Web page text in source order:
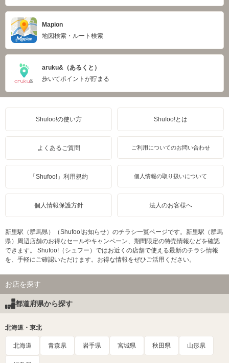
Mapion
地図検索・ルート検索
aruku&（あるくと）
歩いてポイントが貯まる
Shufoo!の使い方 Shufoo!とは
よくあるご質問 ご利用についてのお問い合わせ
「Shufoo!」利用規約 個人情報の取り扱いについて
個人情報保護方針 法人のお客様へ
新里駅（群馬県）（Shufoo!お知らせ）のチラシ一覧ページです。新里駅（群馬
県）周辺店舗のお得なセールやキャンペーン、期間限定の特売情報などを確認
できます。 Shufoo!（シュフー）ではお近くの店舗で使える最新のチラシ情報
を、手軽にご確認いただけます。お得な情報をぜひご活用ください。
お店を探す
都道府県から探す
北海道・東北
北海道 青森県 岩手県 宮城県 秋田県 山形県